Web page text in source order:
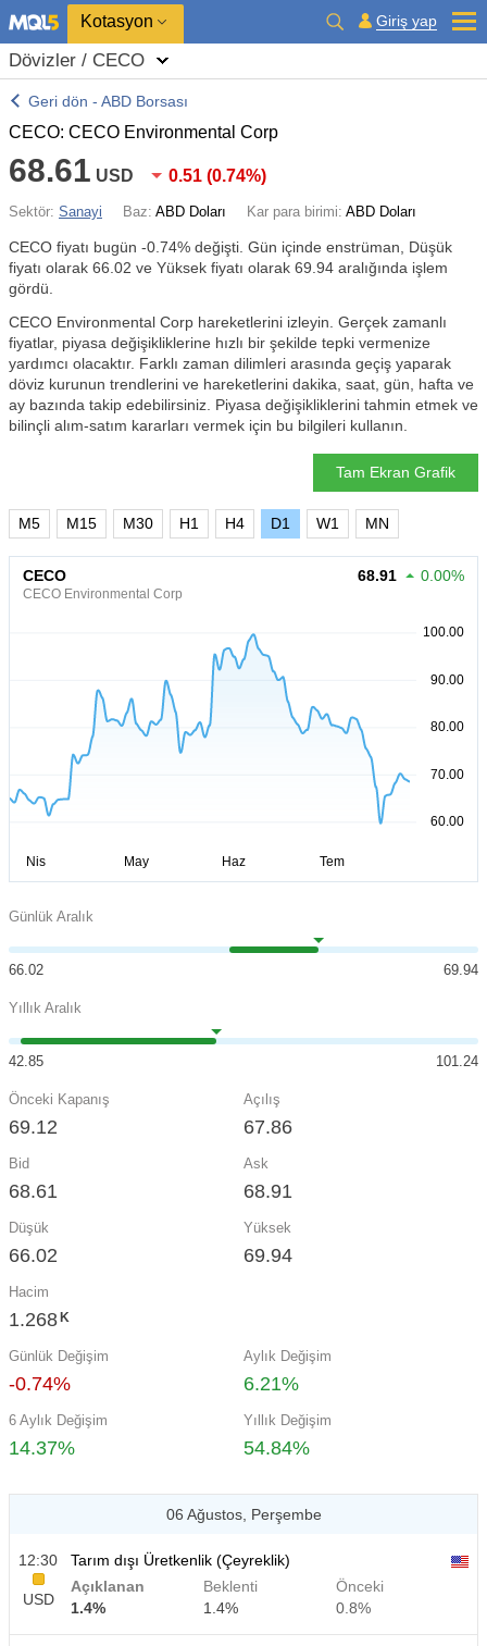
Kotasyon Giriş yap
Dövizler / CECO
Geri dön - ABD Borsası
CECO: CECO Environmental Corp
68.61 USD 0.51 (0.74%)
Sektör: Sanayi Baz: ABD Doları Kar para birimi: ABD Doları
CECO fiyatı bugün -0.74% değişti. Gün içinde enstrüman, Düşük
fiyatı olarak 66.02 ve Yüksek fiyatı olarak 69.94 aralığında işlem
gördü.
CECO Environmental Corp hareketlerini izleyin. Gerçek zamanlı
fiyatlar, piyasa değişikliklerine hızlı bir şekilde tepki vermenize
yardımcı olacaktır. Farklı zaman dilimleri arasında geçiş yaparak
döviz kurunun trendlerini ve hareketlerini dakika, saat, gün, hafta ve
ay bazında takip edebilirsiniz. Piyasa değişikliklerini tahmin etmek ve
bilinçli alım-satım kararları vermek için bu bilgileri kullanın.
Tam Ekran Grafik
M5 M15 M30 H1 H4 D1 W1 MN
CECO
CECO Environmental Corp
68.91 0.00%
Günlük Aralık
66.02 69.94
Yıllık Aralık
42.85 101.24
Önceki Kapanış
69.12
Açılış
67.86
Bid
68.61
Ask
68.91
Düşük
66.02
Yüksek
69.94
Hacim
1.268 K
Günlük Değişim
-0.74%
Aylık Değişim
6.21%
6 Aylık Değişim
14.37%
Yıllık Değişim
54.84%
06 Ağustos, Perşembe
12:30
USD
Tarım dışı Üretkenlik (Çeyreklik)
Açıklanan
1.4%
Beklenti
1.4%
Önceki
0.8%